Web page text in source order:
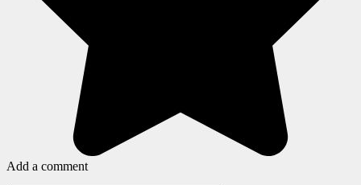
Add a comment